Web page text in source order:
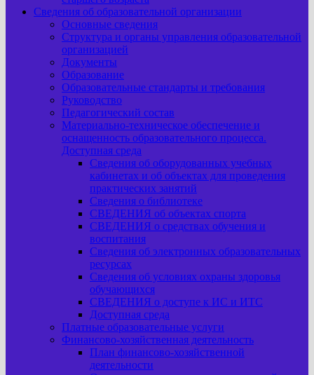
Сведения об образовательной организации
Основные сведения
Структура и органы управления образовательной
организацией
Документы
Образование
Образовательные стандарты и требования
Руководство
Педагогический состав
Материально-техническое обеспечение и
оснащенность образовательного процесса.
Доступная среда
Сведения об оборудованных учебных
кабинетах и об объектах для проведения
практических занятий
Сведения о библиотеке
СВЕДЕНИЯ об объектах спорта
СВЕДЕНИЯ о средствах обучения и
воспитания
Сведения об электронных образовательных
ресурсах
Сведения об условиях охраны здоровья
обучающихся
СВЕДЕНИЯ о доступе к ИС и ИТС
Доступная среда
Платные образовательные услуги
Финансово-хозяйственная деятельность
План финансово-хозяйственной
деятельности